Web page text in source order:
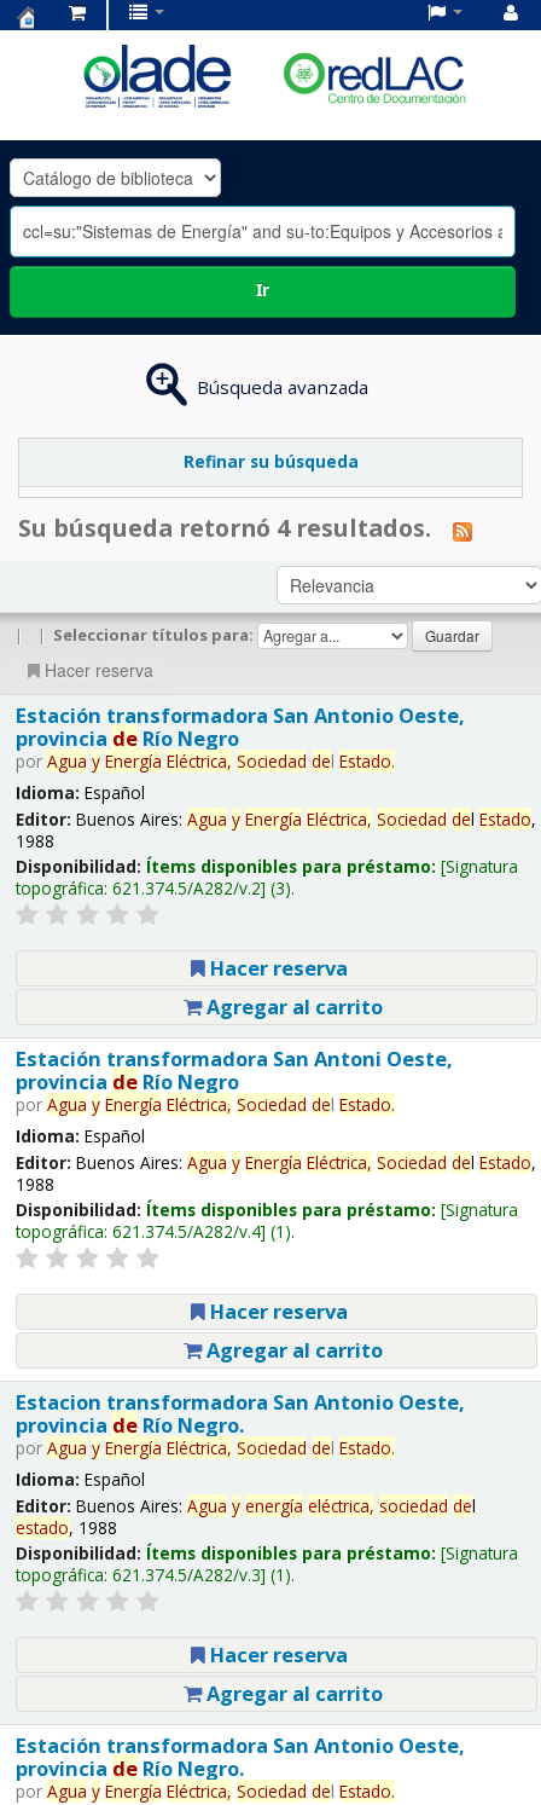
OLADE
-
Ir
Búsqueda avanzada
Refinar su búsqueda
Su búsqueda retornó 4 resultados.
| | Seleccionar títulos para:
Hacer reserva
Estación transformadora San Antonio Oeste,
provincia deRío Negro
por Agua y Energía Eléctrica, Sociedad del Estado.
Idioma: Español
Editor: Buenos Aires: Agua y Energía Eléctrica, Sociedad del Estado,
1988
Disponibilidad: Ítems disponibles para préstamo: Signatura
topográfica: 621.374.5/A282/v.2 (3).
Hacer reserva
Agregar al carrito
Estación transformadora San Antoni Oeste,
provincia deRío Negro
por Agua y Energía Eléctrica, Sociedad del Estado.
Idioma: Español
Editor: Buenos Aires: Agua y Energía Eléctrica, Sociedad del Estado,
1988
Disponibilidad: Ítems disponibles para préstamo: Signatura
topográfica: 621.374.5/A282/v.4 (1).
Hacer reserva
Agregar al carrito
Estacion transformadora San Antonio Oeste,
provincia deRío Negro.
por Agua y Energía Eléctrica, Sociedad del Estado.
Idioma: Español
Editor: Buenos Aires: Agua y energía eléctrica, sociedad del
estado, 1988
Disponibilidad: Ítems disponibles para préstamo: Signatura
topográfica: 621.374.5/A282/v.3 (1).
Hacer reserva
Agregar al carrito
Estación transformadora San Antonio Oeste,
provincia deRío Negro.
por Agua y Energía Eléctrica, Sociedad del Estado.